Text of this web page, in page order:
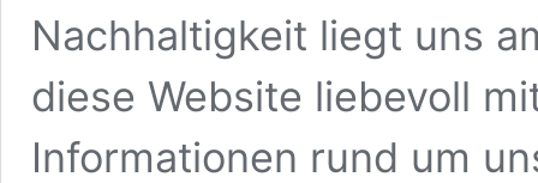
Nachhaltigkeit liegt uns
diese Website liebevoll
Informationen rund um